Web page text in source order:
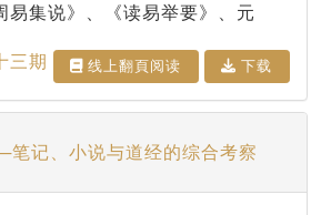
易集说》、《读易举要》、元
三期
线上翻⾴阅读 下载
笔记、小说与道经的综合考察